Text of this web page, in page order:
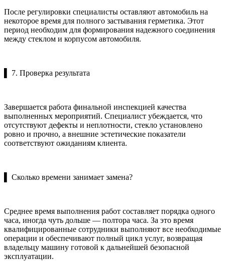
После регулировки специалисты оставляют автомобиль на
некоторое время для полного застывания герметика. Этот
период необходим для формирования надежного соединения
между стеклом и корпусом автомобиля.
▌ 7. Проверка результата
Завершается работа финальной инспекцией качества
выполненных мероприятий. Специалист убеждается, что
отсутствуют дефекты и неплотности, стекло установлено
ровно и прочно, а внешние эстетические показатели
соответствуют ожиданиям клиента.
▌ Сколько времени занимает замена?
Среднее время выполнения работ составляет порядка одного
часа, иногда чуть дольше — полтора часа. За это время
квалифицированные сотрудники выполняют все необходимые
операции и обеспечивают полный цикл услуг, возвращая
владельцу машину готовой к дальнейшей безопасной
эксплуатации.